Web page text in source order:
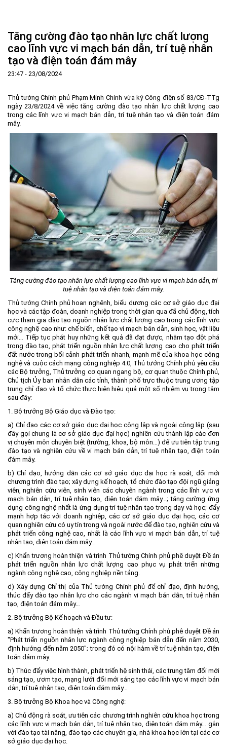
Lịch sử hình thành và phát triển
Tầm nhìn - Sứ mệnh
Lãnh đạo Ban Quản lý
Cơ cấu tổ chức
Chức năng, nhiệm vụ
Tin tức - sự kiện ▼
Ban Quản lý Khu
Chính sách mới
Doanh nghiệp
Hợp tác quốc tế
Cách mạng công nghiệp lần thứ 4
Quy hoạch
Quy hoạch tổng thể
Quy hoạch khu chức năng
Ưu thế
Cơ sở hạ tầng
Nhà đầu tư
Hướng dẫn đầu tư ▼
Quản lý và vận hành dự án đầu tư
Văn bản pháp luật
Đầu tư
Khu CNC Hòa Lạc
Lao động
Môi trường
Quy hoạch - Xây dựng
Ưu đãi đầu tư
Công nghệ và Sản phẩm
Văn bản khác
Công khai ngân sách
FAQs
Liên hệ - Liên kết ▼
Liên kết
Liên hệ
Tăng cường đào tạo nhân lực chất lượng
cao lĩnh vực vi mạch bán dẫn, trí tuệ nhân
tạo và điện toán đám mây
23:47 - 23/08/2024
Thủ tướng Chính phủ Phạm Minh Chính vừa ký Công điện số 83/CĐ-TTg
ngày 23/8/2024 về việc tăng cường đào tạo nhân lực chất lượng cao
trong các lĩnh vực vi mạch bán dẫn, trí tuệ nhân tạo và điện toán đám
mây.
Tăng cường đào tạo nhân lực chất lượng cao lĩnh vực vi mạch bán dẫn, trí
tuệ nhân tạo và điện toán đám mây.
Thủ tướng Chính phủ hoan nghênh, biểu dương các cơ sở giáo dục đại
học và các tập đoàn, doanh nghiệp trong thời gian qua đã chủ động, tích
cực tham gia đào tạo nguồn nhân lực chất lượng cao trong các lĩnh vực
công nghệ cao như: chế biến, chế tạo vi mạch bán dẫn, sinh học, vật liệu
mới… Tiếp tục phát huy những kết quả đã đạt được, nhằm tạo đột phá
trong đào tạo, phát triển nguồn nhân lực chất lượng cao cho phát triển
đất nước trong bối cảnh phát triển nhanh, mạnh mẽ của khoa học công
nghệ và cuộc cách mạng công nghiệp 4.0, Thủ tướng Chính phủ yêu cầu
các Bộ trưởng, Thủ trưởng cơ quan ngang bộ, cơ quan thuộc Chính phủ,
Chủ tịch Ủy ban nhân dân các tỉnh, thành phố trực thuộc trung ương tập
trung chỉ đạo và tổ chức thực hiện hiệu quả một số nhiệm vụ trọng tâm
sau đây:
1. Bộ trưởng Bộ Giáo dục và Đào tạo:
a) Chỉ đạo các cơ sở giáo dục đại học công lập và ngoài công lập (sau
đây gọi chung là cơ sở giáo dục đại học) nghiên cứu thành lập các đơn
vị chuyên môn chuyên biệt (trường, khoa, bộ môn…) để ưu tiên tập trung
đào tạo và nghiên cứu về vi mạch bán dẫn, trí tuệ nhân tạo, điện toán
đám mây.
b) Chỉ đạo, hướng dẫn các cơ sở giáo dục đại học rà soát, đổi mới
chương trình đào tạo; xây dựng kế hoạch, tổ chức đào tạo đội ngũ giảng
viên, nghiên cứu viên, sinh viên các chuyên ngành trong các lĩnh vực vi
mạch bán dẫn, trí tuệ nhân tạo, điện toán đám mây…; tăng cường ứng
dụng công nghệ nhất là ứng dụng trí tuệ nhân tạo trong dạy và học; đẩy
mạnh hợp tác với doanh nghiệp, các cơ sở giáo dục đại học, các cơ
quan nghiên cứu có uy tín trong và ngoài nước để đào tạo, nghiên cứu và
phát triển công nghệ cao, nhất là các lĩnh vực vi mạch bán dẫn, trí tuệ
nhân tạo, điện toán đám mây…
c) Khẩn trương hoàn thiện và trình Thủ tướng Chính phủ phê duyệt Đề án
phát triển nguồn nhân lực chất lượng cao phục vụ phát triển những
ngành công nghệ cao, công nghiệp nền tảng.
d) Xây dựng Chỉ thị của Thủ tướng Chính phủ để chỉ đạo, định hướng,
thúc đẩy đào tạo nhân lực cho các ngành vi mạch bán dẫn, trí tuệ nhân
tạo, điện toán đám mây…
2. Bộ trưởng Bộ Kế hoạch và Đầu tư:
a) Khẩn trương hoàn thiện và trình Thủ tướng Chính phủ phê duyệt Đề án
"Phát triển nguồn nhân lực ngành công nghiệp bán dẫn đến năm 2030,
định hướng đến năm 2050"; trong đó có nội hàm về trí tuệ nhân tạo, điện
toán đám mây.
b) Thúc đẩy việc hình thành, phát triển hệ sinh thái, các trung tâm đổi mới
sáng tạo, ươm tạo, mạng lưới đổi mới sáng tạo các lĩnh vực vi mạch bán
dẫn, trí tuệ nhân tạo, điện toán đám mây…
3. Bộ trưởng Bộ Khoa học và Công nghệ:
a) Chủ động rà soát, ưu tiên các chương trình nghiên cứu khoa học trong
các lĩnh vực vi mạch bán dẫn, trí tuệ nhân tạo, điện toán đám mây… gắn
với đào tạo tài năng, đào tạo các chuyên gia, nhà khoa học lớn tại các cơ
sở giáo dục đại học.